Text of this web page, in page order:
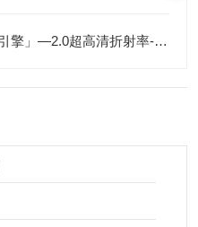
日本HOYA豪雅「高折射光学引擎」—2.0超高清折射率-总代理藤田光学